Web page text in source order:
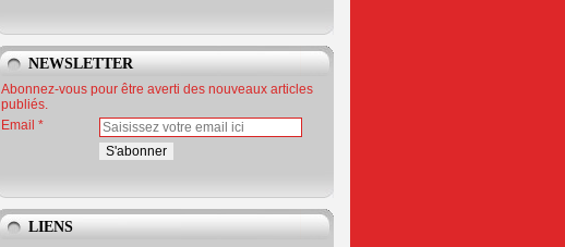
NEWSLETTER
Abonnez-vous pour être averti des nouveaux articles
publiés.
Email
LIENS